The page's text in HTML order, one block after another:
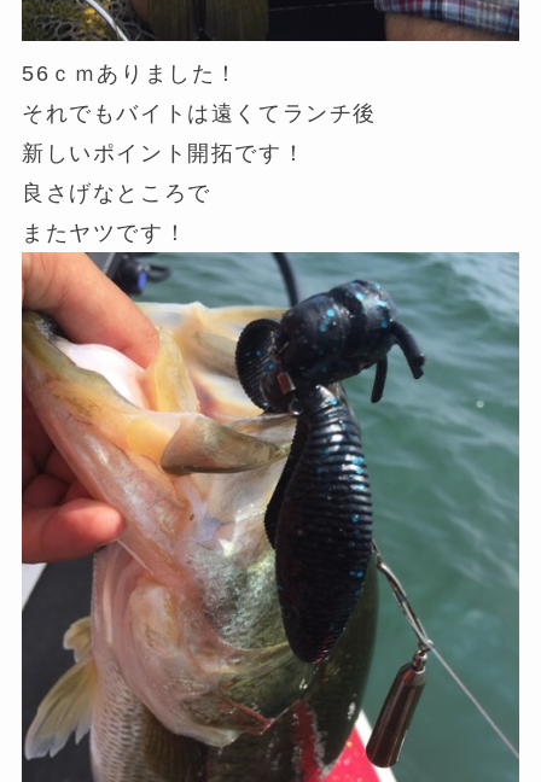
56ｃｍありました！
それでもバイトは遠くてランチ後
新しいポイント開拓です！
良さげなところで
またヤツです！